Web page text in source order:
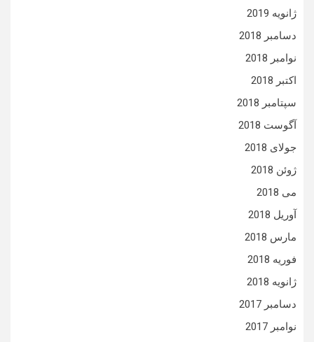
ژانویه 2019
دسامبر 2018
نوامبر 2018
اکتبر 2018
سپتامبر 2018
آگوست 2018
جولای 2018
ژوئن 2018
می 2018
آوریل 2018
مارس 2018
فوریه 2018
ژانویه 2018
دسامبر 2017
نوامبر 2017